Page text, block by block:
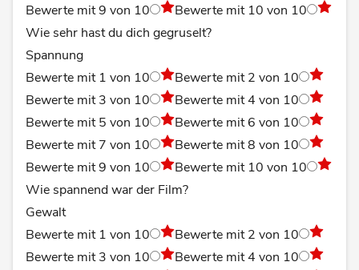
Bewerte mit 9 von 10
Bewerte mit 10 von 10
Wie sehr hast du dich gegruselt?
Spannung
Bewerte mit 1 von 10
Bewerte mit 2 von 10
Bewerte mit 3 von 10
Bewerte mit 4 von 10
Bewerte mit 5 von 10
Bewerte mit 6 von 10
Bewerte mit 7 von 10
Bewerte mit 8 von 10
Bewerte mit 9 von 10
Bewerte mit 10 von 10
Wie spannend war der Film?
Gewalt
Bewerte mit 1 von 10
Bewerte mit 2 von 10
Bewerte mit 3 von 10
Bewerte mit 4 von 10